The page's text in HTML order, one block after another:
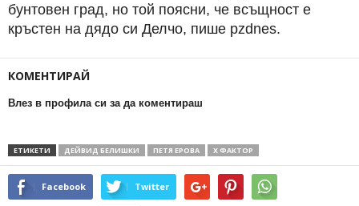
бунтовен град, но той поясни, че всъщност е
кръстен на дядо си Делчо, пише pzdnes.
КОМЕНТИРАЙ
Влез в профила си за да коментираш
ЕТИКЕТИ ДЕЙВИД БЕЛИШКИ ПЕТЯ ЕРОВА Х ФАКТОР
Facebook Twitter